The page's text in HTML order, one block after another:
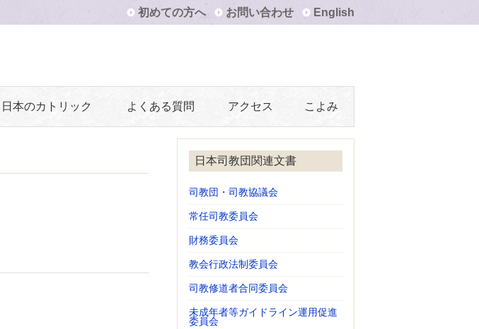
初めての方へ お問い合わせ English
日本のカトリック よくある質問 アクセス こよみ
日本司教団関連文書
司教団・司教協議会
常任司教委員会
財務委員会
教会行政法制委員会
司教修道者合同委員会
未成年者等ガイドライン運用促進
委員会